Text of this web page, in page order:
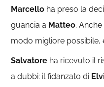
Marcello ha preso la
guancia a Matteo.
modo migliore possibile,
Salvatore ha ricevuto il
a dubbi: il fidanzato di